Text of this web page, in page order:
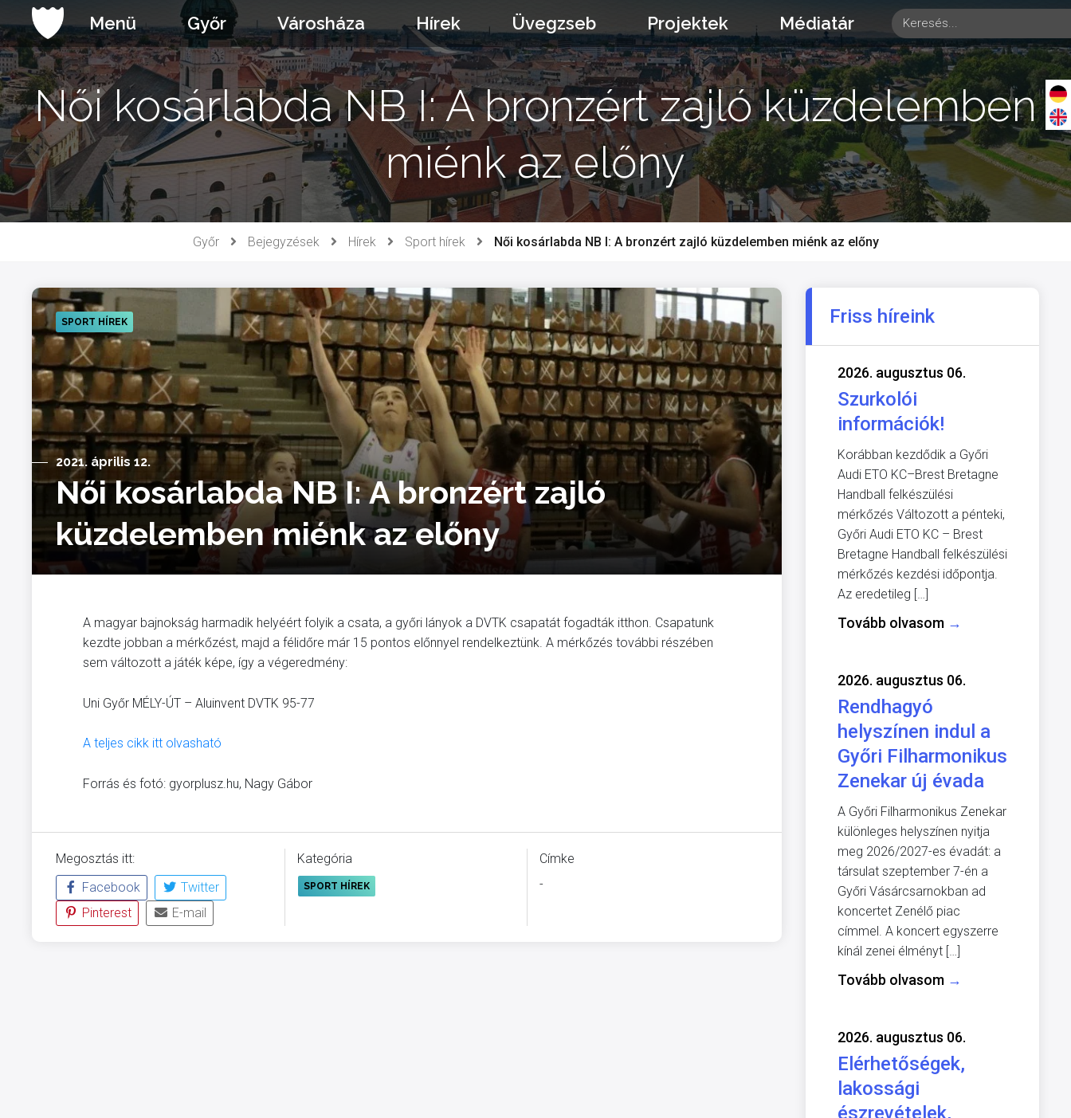
a
tartalomhoz
Menü Győr Városháza Hírek Üvegzseb Projektek Médiatár
Női kosárlabda NB I: A bronzért zajló küzdelemben
miénk az előny
Győr Bejegyzések Hírek Sport hírek Női kosárlabda NB I: A bronzért zajló küzdelemben miénk az előny
SPORT HÍREK
2021. április 12.
Női kosárlabda NB I: A bronzért zajló
küzdelemben miénk az előny
A magyar bajnokság harmadik helyéért folyik a csata, a győri lányok a DVTK csapatát fogadták itthon. Csapatunk
kezdte jobban a mérkőzést, majd a félidőre már 15 pontos előnnyel rendelkeztünk. A mérkőzés további részében
sem változott a játék képe, így a végeredmény:
Uni Győr MÉLY-ÚT – Aluinvent DVTK 95-77
A teljes cikk itt olvasható
Forrás és fotó: gyorplusz.hu, Nagy Gábor
Megosztás itt:
Facebook
Twitter
Pinterest
E-mail
Kategória
SPORT HÍREK
Címke
-
Friss híreink
2026. augusztus 06.
Szurkolói
információk!
Korábban kezdődik a Győri
Audi ETO KC–Brest Bretagne
Handball felkészülési
mérkőzés Változott a pénteki,
Győri Audi ETO KC – Brest
Bretagne Handball felkészülési
mérkőzés kezdési időpontja.
Az eredetileg […]
Tovább olvasom →
2026. augusztus 06.
Rendhagyó
helyszínen indul a
Győri Filharmonikus
Zenekar új évada
A Győri Filharmonikus Zenekar
különleges helyszínen nyitja
meg 2026/2027-es évadát: a
társulat szeptember 7-én a
Győri Vásárcsarnokban ad
koncertet Zenélő piac
címmel. A koncert egyszerre
kínál zenei élményt […]
Tovább olvasom →
2026. augusztus 06.
Elérhetőségek,
lakossági
észrevételek,